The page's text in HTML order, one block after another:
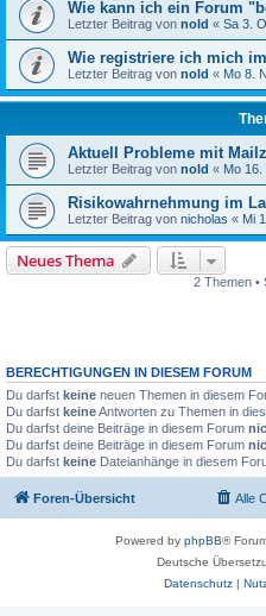
Wie kann ich ein Forum
Letzter Beitrag von nold « Sa 3.
Wie registriere ich mich
Letzter Beitrag von nold « Mo 8.
Aktuell Probleme mit
Letzter Beitrag von nold « Mo
Risikowahrnehmung im
Letzter Beitrag von nicholas « Mi
Neues Thema
2 Themen •
BERECHTIGUNGEN IN DIESEM FORUM
Du darfst keine neuen Themen in diesem
Du darfst keineAntworten zu Themen in
Du darfst deine Beiträge in diesem Forum
Du darfst deine Beiträge in diesem Forum
Du darfst keine Dateianhänge in diesem
Foren-Übersicht Alle
Powered by phpBB®
Deutsche
Datenschutz|